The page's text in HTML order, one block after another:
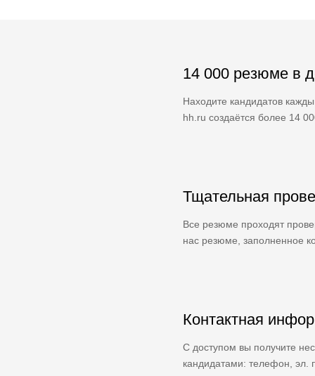
14 000 резюме в
Находите кандидатов
hh.ru создаётся более 14
Тщательная
Все резюме проходят
нас резюме, заполненное
Контактная
С доступом вы получите
кандидатами: телефон, эл.